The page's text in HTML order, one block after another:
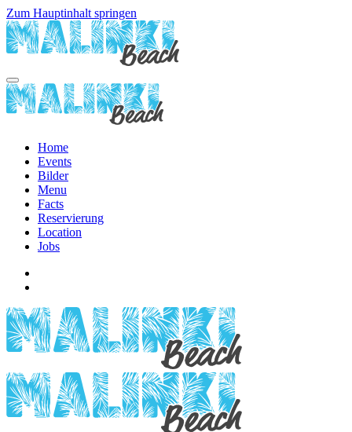
Zum Hauptinhalt springen
Home
Events
Bilder
Menu
Facts
Reservierung
Location
Jobs